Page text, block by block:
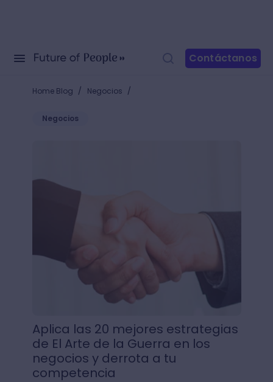
Contáctanos
Home Blog / Negocios /
Negocios
Aplica las 20 mejores estrategias
de El Arte de la Guerra en los
negocios y derrota a tu
competencia